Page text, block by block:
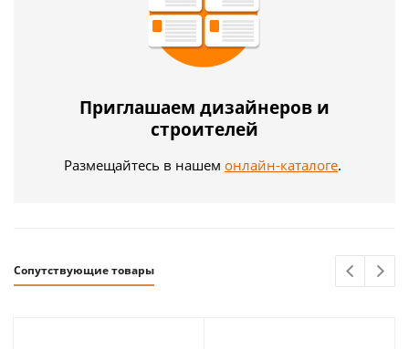
Приглашаем дизайнеров и
строителей
Размещайтесь в нашем онлайн-каталоге.
Сопутствующие товары